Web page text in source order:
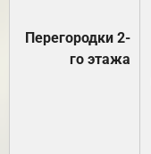
Перегородки 2-
го этажа